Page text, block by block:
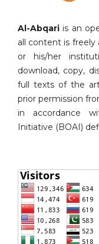
Al-Abqari is an
all content is
or his/her
download, copy,
full texts of the
prior permission
in accordance
Initiative (BOAI)